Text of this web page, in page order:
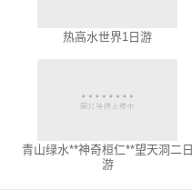
热高水世界1日游
青山绿水**神奇桓仁**望天洞二日
游